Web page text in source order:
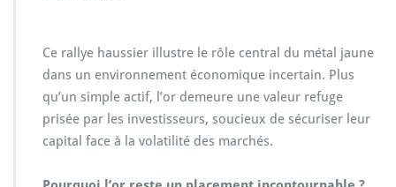
Ce rallye haussier illustre le rôle central du métal jaune
dans un environnement économique incertain. Plus
qu’un simple actif, l’or demeure une valeur refuge
prisée par les investisseurs, soucieux de sécuriser leur
capital face à la volatilité des marchés.